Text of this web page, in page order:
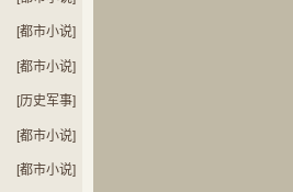
[都市小说]
[都市小说]
[历史军事]
[都市小说]
[都市小说]